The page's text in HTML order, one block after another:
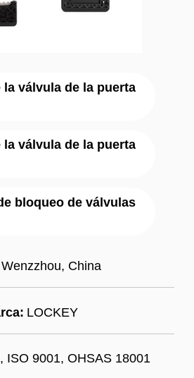
la válvula de la puerta
la válvula de la puerta
bloqueo de válvulas
Wenzzhou, China
LOCKEY
ISO 9001, OHSAS 18001